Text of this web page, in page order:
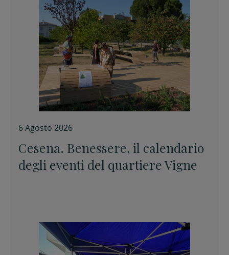
6 Agosto 2026
Cesena. Benessere, il calendario
degli eventi del quartiere Vigne